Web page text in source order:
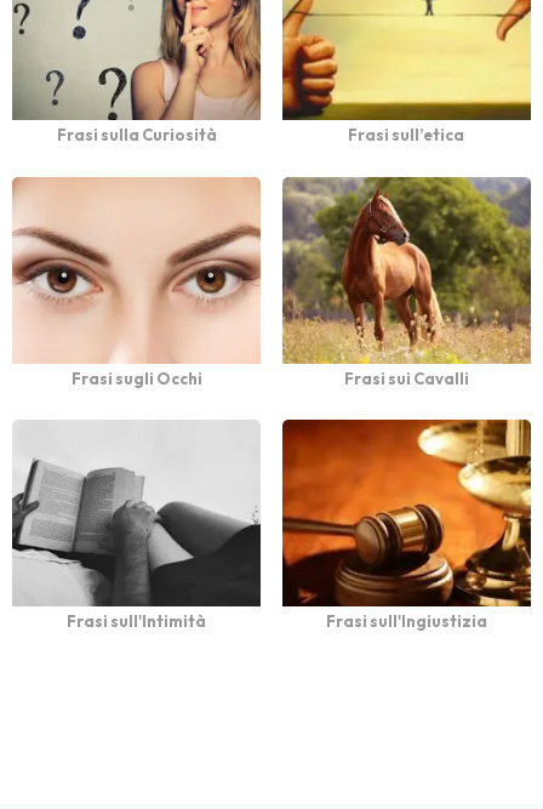
Frasi sulla Curiosità Frasi sull’etica
Frasi sugli Occhi Frasi sui Cavalli
Frasi sull'Intimità Frasi sull'Ingiustizia